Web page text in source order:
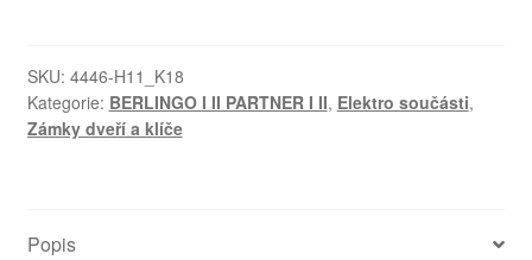
horní
Citroën
Berlingo
SKU: 4446-H11_K18
Kategorie: BERLINGO I II PARTNER I II, Elektro součásti,
Zámky dveří a klíče
Popis